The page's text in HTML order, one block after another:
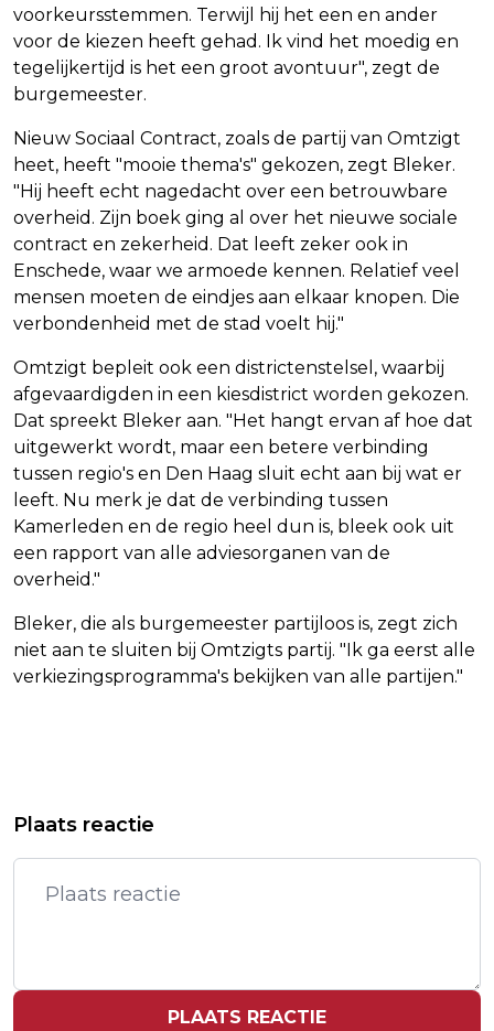
voorkeursstemmen. Terwijl hij het een en ander
voor de kiezen heeft gehad. Ik vind het moedig en
tegelijkertijd is het een groot avontuur", zegt de
burgemeester.
Nieuw Sociaal Contract, zoals de partij van Omtzigt
heet, heeft "mooie thema's" gekozen, zegt Bleker.
"Hij heeft echt nagedacht over een betrouwbare
overheid. Zijn boek ging al over het nieuwe sociale
contract en zekerheid. Dat leeft zeker ook in
Enschede, waar we armoede kennen. Relatief veel
mensen moeten de eindjes aan elkaar knopen. Die
verbondenheid met de stad voelt hij."
Omtzigt bepleit ook een districtenstelsel, waarbij
afgevaardigden in een kiesdistrict worden gekozen.
Dat spreekt Bleker aan. "Het hangt ervan af hoe dat
uitgewerkt wordt, maar een betere verbinding
tussen regio's en Den Haag sluit echt aan bij wat er
leeft. Nu merk je dat de verbinding tussen
Kamerleden en de regio heel dun is, bleek ook uit
een rapport van alle adviesorganen van de
overheid."
Bleker, die als burgemeester partijloos is, zegt zich
niet aan te sluiten bij Omtzigts partij. "Ik ga eerst alle
verkiezingsprogramma's bekijken van alle partijen."
DECIBEL IN HILVARENBEEK
ANWB STOPT VOORLOPIG MET
VERZEKERINGEN VOOR FATBIKES
Plaats reactie
PLAATS REACTIE